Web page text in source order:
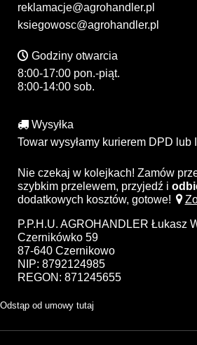
reklamacje@agrohandler.pl
ksiegowosc@agrohandler.pl
Godziny otwarcia
8:00-17:00 pon.-piąt.
8:00-14:00 sob.
Wysyłka
Towar wysyłamy kurierem DPD lub
Nie czekaj w kolejkach! Zamów
szybkim przelewem, przyjedź i
dodatkowych kosztów, gotowe!
P.P.H.U. AGROHANDLER Łukasz
Czernikówko 59
87-640 Czernikowo
NIP: 8792124985
REGON: 871245655
Odstąp od umowy tutaj